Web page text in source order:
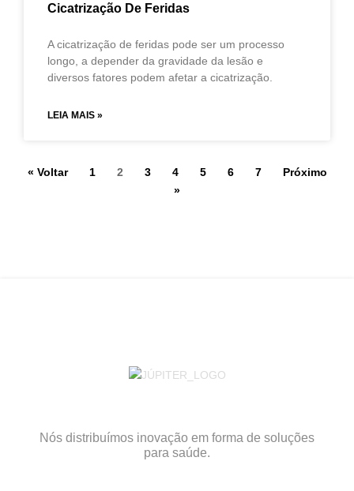
Cicatrização De Feridas
A cicatrização de feridas pode ser um processo
longo, a depender da gravidade da lesão e
diversos fatores podem afetar a cicatrização.
LEIA MAIS »
« Voltar 1 2 3 4 5 6 7
Próximo
»
Nós distribuímos inovação em forma de soluções
para saúde.